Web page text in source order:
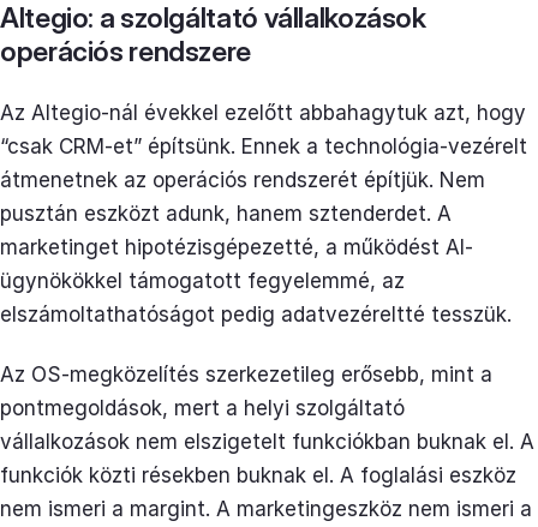
Altegio: a szolgáltató vállalkozások
operációs rendszere
Az Altegio-nál évekkel ezelőtt abbahagytuk azt, hogy
“csak CRM-et” építsünk. Ennek a technológia-vezérelt
átmenetnek az operációs rendszerét építjük. Nem
pusztán eszközt adunk, hanem sztenderdet. A
marketinget hipotézisgépezetté, a működést AI-
ügynökökkel támogatott fegyelemmé, az
elszámoltathatóságot pedig adatvezéreltté tesszük.
Az OS-megközelítés szerkezetileg erősebb, mint a
pontmegoldások, mert a helyi szolgáltató
vállalkozások nem elszigetelt funkciókban buknak el. A
funkciók közti résekben buknak el. A foglalási eszköz
nem ismeri a margint. A marketingeszköz nem ismeri a